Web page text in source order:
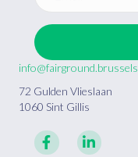
info@fairground.brussels
72 Gulden Vlieslaan
1060 Sint Gillis